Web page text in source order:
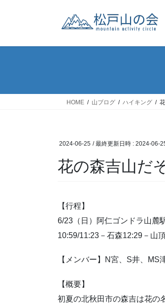
HOME 山ブログ ハイキング
2024-06-25 / 最終更新日時 : 2024-06-
花の森吉山だ
【行程】
6/23（日）阿仁ゴンドラ山麓
10:59/11:23－石森12:29－山
【メンバー】N宮、S井、MS
【概要】
初夏の北秋田市の森吉は花の